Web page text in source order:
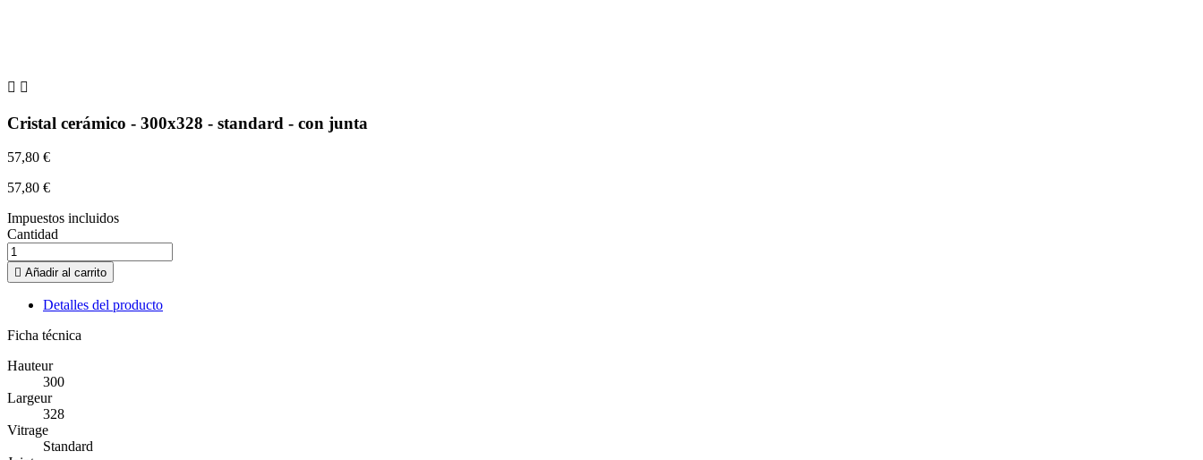
 
Cristal cerámico - 300x328 - standard - con junta
57,80 €
57,80 €
Impuestos incluidos
Cantidad
 Añadir al carrito
Detalles del producto
Ficha técnica
Hauteur
300
Largeur
328
Vitrage
Standard